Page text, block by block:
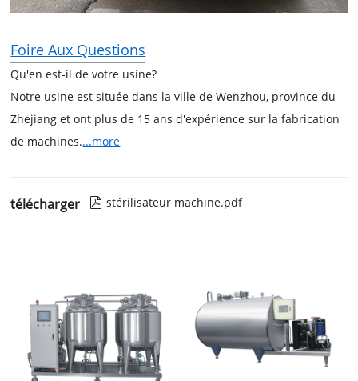
Foire Aux Questions
Qu'en est-il de votre usine?
Notre usine est située dans la ville de Wenzhou, province du
Zhejiang et ont plus de 15 ans d'expérience sur la fabrication
de machines....more
télécharger  stérilisateur machine.pdf